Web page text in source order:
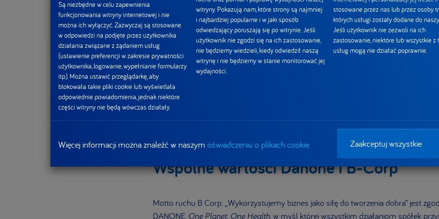
Ben&Jerry’s. Tytuł nie jest przyznany raz na zawsze. Otrzymanie certyfikatu jest
ciągłej poprawy funkcjonowania firmy, co przełoży się na zwiększenie lub co
punktacji – certyfikację należy odnawiać.
Jak możemy przeczytać na stronie B Lab Europe:Przystępując do ruchu B Corp
do uwzględnienia celów społecznych i środowiskowych w swoim DNA – czyli
odpowiednich zmian prawnych w najważniejszych dokumentach korporacyjnych
zorientowania swojego modelu biznesowego tak, by wspierał działania
etyczne podejście do biznesu, szacunek i odbudowę biosfery w jakiej żyjemy.
Wspólne wartości Danone i B-Corp
Motto ruchu B Corp: „Wykorzystujemy biznes jako siłę do tworzenia dobra” jest
DANONE,One Planet. One Health, w myśl której wszystkim działaniom spółek
Są niezbędne w celu zapewnienia
funkcjonowania witryny internetowej i nie
można ich wyłączyć. Zazwyczaj są stosowane
w odpowiedzi na podjęte przez użytkownika
działania związane z żądaniem usług
(ustawienie preferencji w zakresie prywatności
użytkownika, logowanie, wypełnianie formularzy
itp.). Można ustawić przeglądarkę, aby
blokowała takie pliki cookie lub wyświetlała
odpowiednie powiadomienia, jednak niektóre
części witryny nie będą wówczas działały.
witryny. Pokazują nam, które strony są najmniej
i najbardziej popularne i w jaki sposób
odwiedzający poruszają się po witrynie. Jeśli
użytkownik nie zgodzi się na ich zastosowanie,
nie będziemy wiedzieli, kiedy odwiedził naszą
witrynę i nie będziemy w stanie monitorować jej
wydajności.
stosowane przez nas lub przez osoby
których usługi zostały dodane do
Jeśli użytkownik nie zezwoli na ich
zastosowanie, niektóre lub wszystkie z
usług mogą nie działać poprawnie.
Więcej informacji można znaleźć w naszym oświadczeniu o plikach cookie Zaakceptuj wszystkie